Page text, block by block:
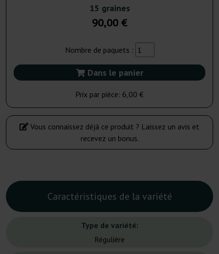
15 graines
90,00 €
Nombre de paquets :
Dans le panier
Prix par pièce: 6,00 €
Vous connaissez déjà ce produit ? Laissez un avis et
recevez un bonus.
Caractéristiques de la variété
Type de variété:
Régulière